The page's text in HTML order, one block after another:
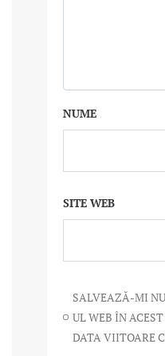
NUME
SITE WEB
SALVEAZĂ-MI
UL WEB ÎN
DATA VIITOARE